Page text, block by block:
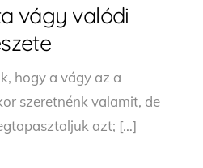
vágy valódi
hogy a vágy az a
szeretnénk valamit, de
azt; […]